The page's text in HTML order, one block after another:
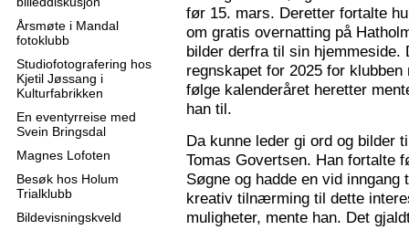
Årsmøte i Mandal
fotoklubb
Studiofotografering hos
Kjetil Jøssang i
Kulturfabrikken
En eventyrreise med
Svein Bringsdal
Magnes Lofoten
Besøk hos Holum
Trialklubb
Bildevisningskveld
før 15. mars. Deretter fortalte
om gratis overnatting på
bilder derfra til sin hjemmeside.
regnskapet for 2025 for
følge kalenderåret heretter
han til.
Da kunne leder gi ord og bilder
Tomas Govertsen. Han fortalte
Søgne og hadde en vid
kreativ tilnærming til dette
muligheter, mente han. Det